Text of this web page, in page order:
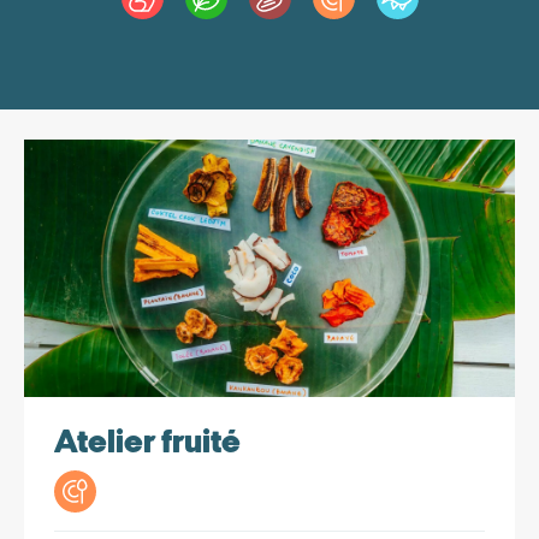
Atelier fruité
Atelier fruité
Produit(s):Fruits secs
Une farandole de fruits et légumes séchés sont à
découvrir à l’Atelier fruité : tomate, coco, fruit-à-pain,
papaye ou ananas. Un grand nombre de variétés de
bananes y passent : Plantain, Tolée, Kankanbou, Cavendish.
Lieu de production :
Lieu de vente :
Actualités
Secteur d'activité*